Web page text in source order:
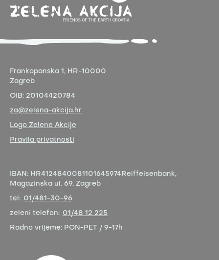
Frankopanska 1, HR-10000
Zagreb
OIB: 20104420784
za@zelena-akcija.hr
Logo Zelene Akcije
Pravila privatnosti
IBAN: HR4124840081101645974 Reiffeisenbank,
Magazinska ul. 69, Zagreb
tel: 01/481-30-96
zeleni telefon: 01/48 12 225
Radno vrijeme: PON-PET / 9-17h